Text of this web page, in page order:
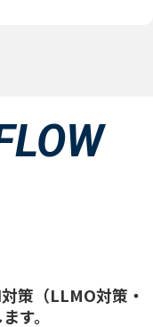
策（LLMO対策・
す。